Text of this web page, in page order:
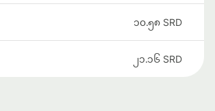
၁၀.၅၈ SRD
၂၁.၁၆ SRD